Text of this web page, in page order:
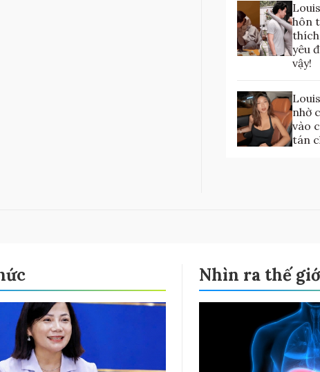
hôn
thích
yêu
vậy!
nhờ
vào
tán
Nhìn ra thế